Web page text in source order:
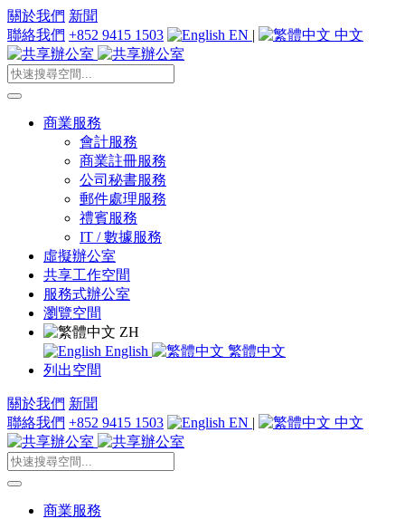
關於我們 新聞
聯絡我們 +852 9415 1503 EN | 中文
商業服務
會計服務
商業註冊服務
公司秘書服務
郵件處理服務
禮賓服務
IT / 數據服務
虛擬辦公室
共享工作空間
服務式辦公室
瀏覽空間
ZH
English
繁體中文
列出空間
關於我們 新聞
聯絡我們 +852 9415 1503 EN | 中文
商業服務